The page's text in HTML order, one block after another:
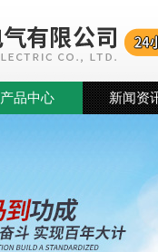
产品中心 新闻资